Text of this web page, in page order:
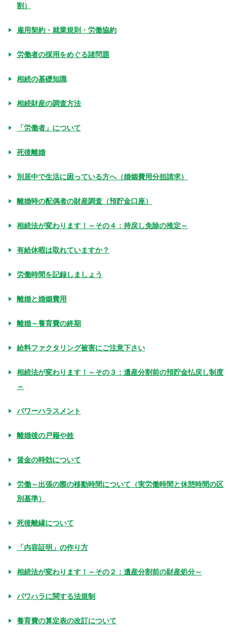
割）
雇用契約・就業規則・労働協約
労働者の採用をめぐる諸問題
相続の基礎知識
相続財産の調査方法
「労働者」について
死後離婚
別居中で生活に困っている方へ（婚姻費用分担請求）
離婚時の配偶者の財産調査（預貯金口座）
相続法が変わります！～その４：持戻し免除の推定～
有給休暇は取れていますか？
労働時間を記録しましょう
離婚と婚姻費用
離婚～養育費の終期
給料ファクタリング被害にご注意下さい
相続法が変わります！～その３：遺産分割前の預貯金払戻し制度
～
パワーハラスメント
離婚後の戸籍や姓
賃金の時効について
労働～出張の際の移動時間について（実労働時間と休憩時間の区
別基準）
死後離縁について
「内容証明」の作り方
相続法が変わります！～その２：遺産分割前の財産処分～
パワハラに関する法規制
養育費の算定表の改訂について